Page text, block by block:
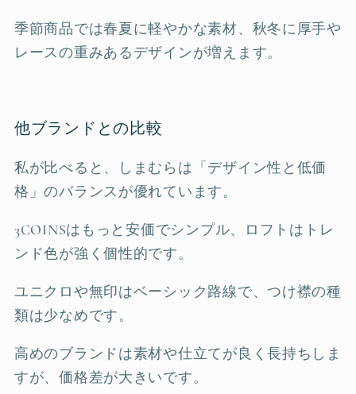
季節商品では春夏に軽やかな素材、秋冬に厚手や
レースの重みあるデザインが増えます。
他ブランドとの比較
私が比べると、しまむらは「デザイン性と低価
格」のバランスが優れています。
3COINSはもっと安価でシンプル、ロフトはトレ
ンド色が強く個性的です。
ユニクロや無印はベーシック路線で、つけ襟の種
類は少なめです。
高めのブランドは素材や仕立てが良く長持ちしま
すが、価格差が大きいです。